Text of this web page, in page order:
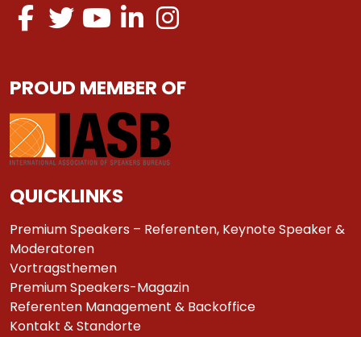
PROUD MEMBER OF
QUICKLINKS
Premium Speakers – Referenten, Keynote Speaker &
Moderatoren
Vortragsthemen
Premium Speakers-Magazin
Referenten Management & Backoffice
Kontakt & Standorte